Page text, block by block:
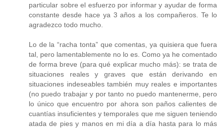
particular sobre el esfuerzo por informar y ayudar de forma
constante desde hace ya 3 años a los compañeros. Te lo
agradezco todo mucho.
Lo de la “racha tonta” que comentas, ya quisiera que fuera
tal, pero lamentablemente no lo es. Como ya he comentado
de forma breve (para qué explicar mucho más): se trata de
situaciones reales y graves que están derivando en
situaciones indeseables también muy reales e importantes
(no puedo trabajar y por tanto no puedo mantenerme, pero
lo único que encuentro por ahora son paños calientes de
cuantías insuficientes y temporales que me siguen teniendo
atada de pies y manos en mi día a día hasta para lo más